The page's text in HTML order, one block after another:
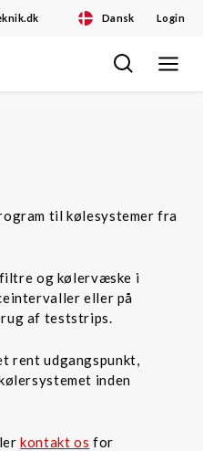
Dansk Login
Toggle
til kølesystemer fra
og kølervæske i
eller på
af teststrips.
rent udgangspunkt,
inden
kontakt os for